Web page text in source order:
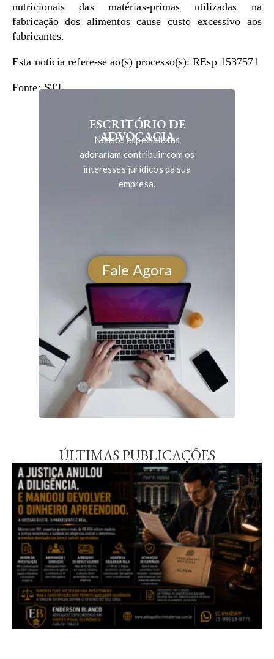
nutricionais das matérias-primas utilizadas na
fabricação dos alimentos cause custo excessivo aos
fabricantes.
Esta notícia refere-se ao(s) processo(s): REsp 1537571
Fonte: STJ
ESCRITÓRIO DE
ADVOCACIA
Nossos especialistas
adorariam contribuir com os
interesses jurídicos da sua
empresa.
ÚLTIMAS PUBLICAÇÕES
Fale Agora